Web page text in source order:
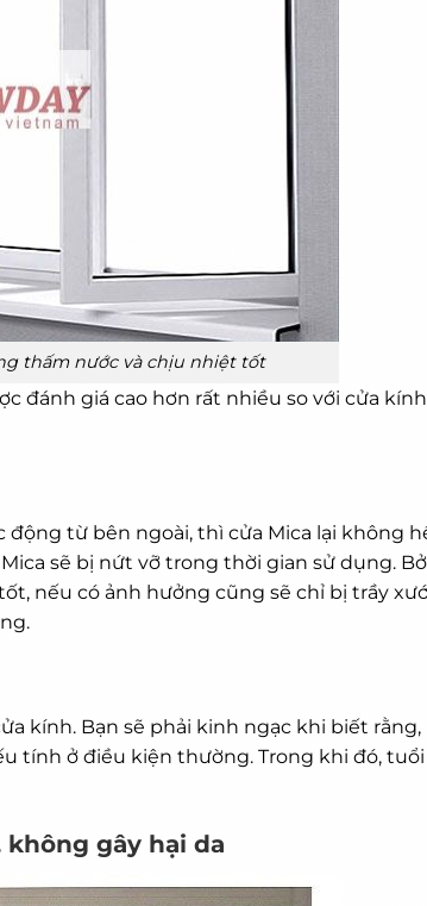
thấm nước và chịu nhiệt tốt
đánh giá cao hơn rất nhiều so với cửa
từ bên ngoài, thì cửa Mica lại không
sẽ bị nứt vỡ trong thời gian sử dụng.
nếu có ảnh hưởng cũng sẽ chỉ bị trầy
kính. Bạn sẽ phải kinh ngạc khi biết rằng,
tính ở điều kiện thường. Trong khi đó, tuổi
gây hại da